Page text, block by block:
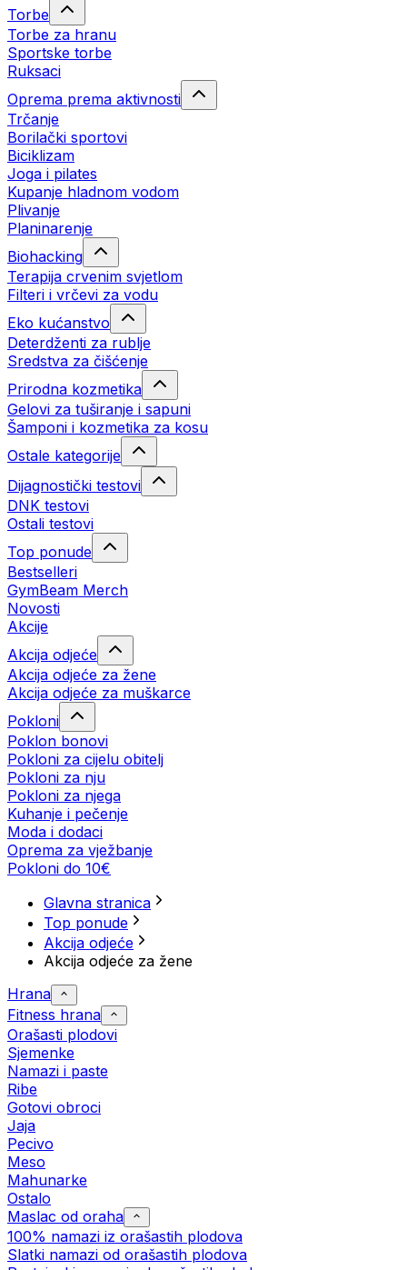
Torbe
Torbe za hranu
Sportske torbe
Ruksaci
Oprema prema aktivnosti
Trčanje
Borilački sportovi
Biciklizam
Joga i pilates
Kupanje hladnom vodom
Plivanje
Planinarenje
Biohacking
Terapija crvenim svjetlom
Filteri i vrčevi za vodu
Eko kućanstvo
Deterdženti za rublje
Sredstva za čišćenje
Prirodna kozmetika
Gelovi za tuširanje i sapuni
Šamponi i kozmetika za kosu
Ostale kategorije
Dijagnostički testovi
DNK testovi
Ostali testovi
Top ponude
Bestselleri
GymBeam Merch
Novosti
Akcije
Akcija odjeće
Akcija odjeće za žene
Akcija odjeće za muškarce
Pokloni
Poklon bonovi
Pokloni za cijelu obitelj
Pokloni za nju
Pokloni za njega
Kuhanje i pečenje
Moda i dodaci
Oprema za vježbanje
Pokloni do 10€
Glavna stranica
Top ponude
Akcija odjeće
Akcija odjeće za žene
Hrana
Fitness hrana
Orašasti plodovi
Sjemenke
Namazi i paste
Ribe
Gotovi obroci
Jaja
Pecivo
Meso
Mahunarke
Ostalo
Maslac od oraha
100% namazi iz orašastih plodova
Slatki namazi od orašastih plodova